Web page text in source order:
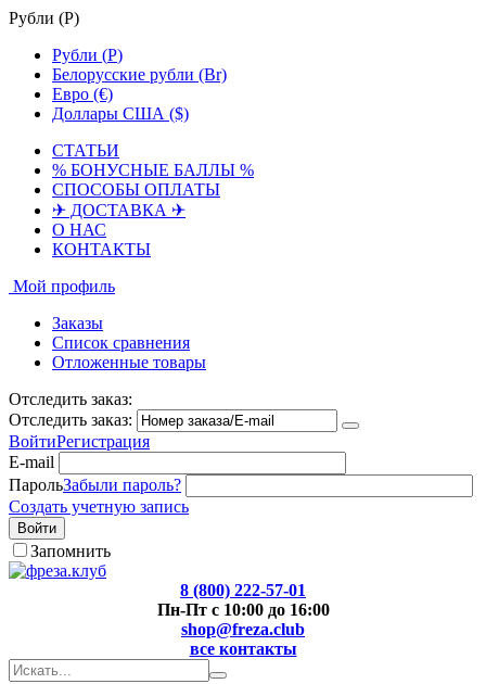
Рубли (Р)
Рубли (Р)
Белорусские рубли (Br)
Евро (€)
Доллары США ($)
СТАТЬИ
% БОНУСНЫЕ БАЛЛЫ %
СПОСОБЫ ОПЛАТЫ
✈ ДОСТАВКА ✈
О НАС
КОНТАКТЫ
Мой профиль
Заказы
Список сравнения
Отложенные товары
Отследить заказ:
Отследить заказ:
ВойтиРегистрация
E-mail
ПарольЗабыли пароль?
Создать учетную запись
Войти
Запомнить
8 (800) 222-57-01
Пн-Пт с 10:00 до 16:00
shop@freza.club
все контакты